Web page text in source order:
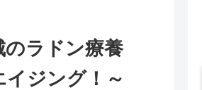
のラドン療養
ジング！～